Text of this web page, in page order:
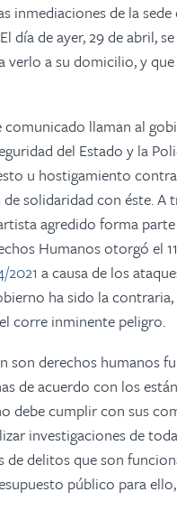
inmediaciones de la
día de ayer, 29 de abril,
a su domicilio, y
llaman al
del Estado y la
u hostigamiento
solidaridad con éste. A
agredido forma
Humanos otorgó el
2021 a causa de los
ha sido la
corre inminente peligro.
son derechos humanos
de acuerdo con los
debe cumplir con sus
investigaciones de
de delitos que son
público para